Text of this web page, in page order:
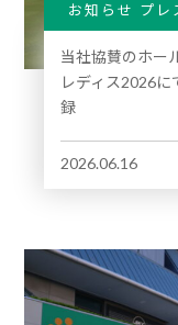
お知らせ プレ
当社協賛のホー
レディス2026
録
2026.06.16